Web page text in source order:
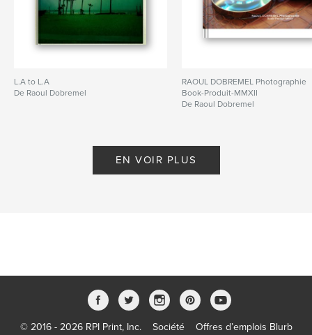
L.A to L.A
De Raoul Dobremel
RAOUL DOBREMEL Photographie
Book-Produit-MMXII
De Raoul Dobremel
EN VOIR PLUS
© 2016 - 2026 RPI Print, Inc. Société Offres d’emplois Blurb